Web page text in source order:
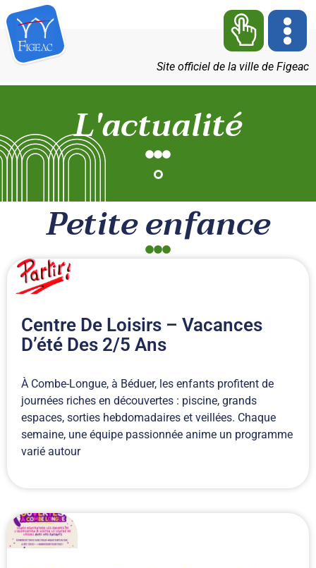
Site officiel de la ville de Figeac
L'actualité
Petite enfance
Centre De Loisirs – Vacances
D’été Des 2/5 Ans
À Combe-Longue, à Béduer, les enfants profitent de
journées riches en découvertes : piscine, grands
espaces, sorties hebdomadaires et veillées. Chaque
semaine, une équipe passionnée anime un programme
varié autour